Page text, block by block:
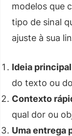
modelos que
tipo de sinal
ajuste à sua
Ideia
do texto ou
Contexto
qual dor ou
Uma entrega